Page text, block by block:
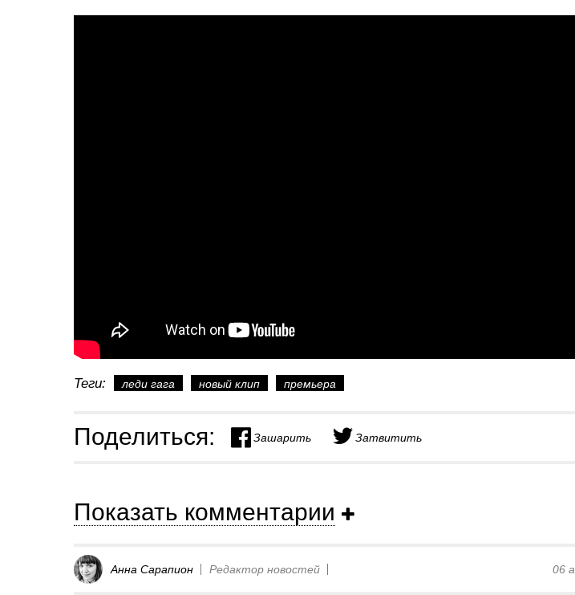
Теги: леди гага новый клип премьера
Поделиться: Зашарить Затвитить
Показать комментарии
Анна Сарапион Редактор новостей 06